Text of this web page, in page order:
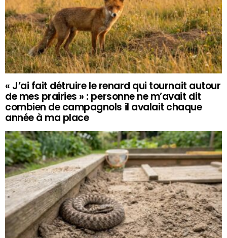
« J’ai fait détruire le renard qui tournait autour
de mes prairies » : personne ne m’avait dit
combien de campagnols il avalait chaque
année à ma place